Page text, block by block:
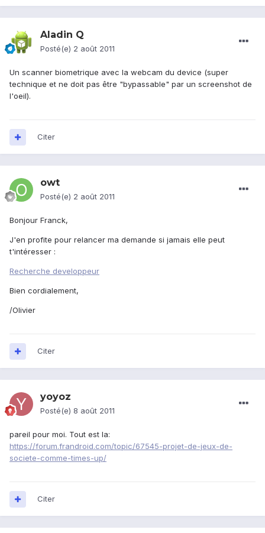
Aladin Q
Posté(e) 2 août 2011
Un scanner biometrique avec la webcam du device (super
technique et ne doit pas être "bypassable" par un screenshot de
l'oeil).
Citer
owt
Posté(e) 2 août 2011
Bonjour Franck,
J'en profite pour relancer ma demande si jamais elle peut
t'intéresser :
Recherche developpeur
Bien cordialement,
/Olivier
Citer
yoyoz
Posté(e) 8 août 2011
pareil pour moi. Tout est la:
https://forum.frandroid.com/topic/67545-projet-de-jeux-de-
societe-comme-times-up/
Citer